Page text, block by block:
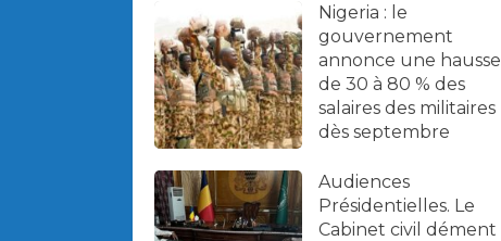
Nigeria : le
gouvernement
annonce une hausse
de 30 à 80 % des
salaires des militaires
dès septembre
Audiences
Présidentielles. Le
Cabinet civil dément